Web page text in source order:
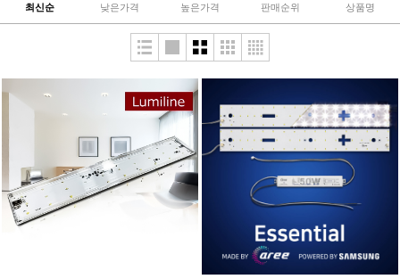
최신순 낮은가격 높은가격 판매순위 상품명